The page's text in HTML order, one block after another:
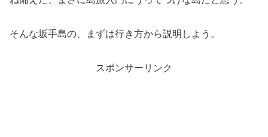
そんな坂手島の、まずは行き方から説明しよう。
スポンサーリンク